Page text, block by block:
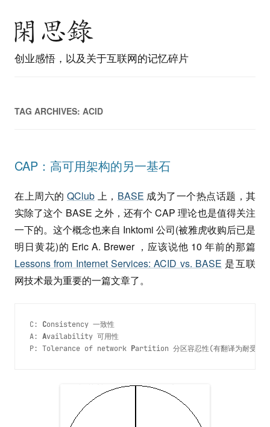
创业感悟，以及关于互联网的记忆碎片
TAG ARCHIVES: ACID
CAP：高可用架构的另一基石
在上周六的 QClub 上， BASE 成为了一个热点话题，其
实除了这个 BASE 之外，还有个 CAP 理论也是值得关注
一下的。这个概念也来自 Inktomi 公司(被雅虎收购后已是
明日黄花)的 Eric A. Brewer ，应该说他 10 年前的那篇
Lessons from Internet Services: ACID vs. BASE 是互联
网技术最为重要的一篇文章了。
C: Consistency 一致性
A: Availability 可用性
P: Tolerance of network Partition 分区容忍性(有翻译为耐受性